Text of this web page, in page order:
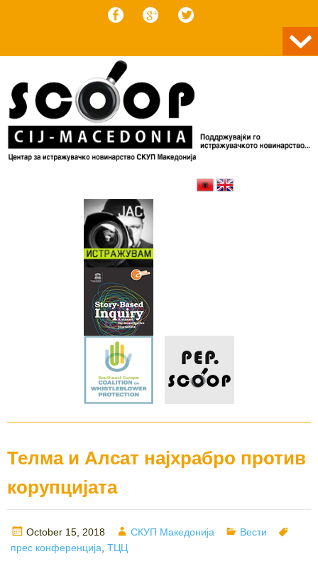
Телма и Алсат најхрабро против
корупцијата
Posted
on
October 15, 2018 Author
СКУП Македонија Categories
Вести
прес конференција ТЦЦ